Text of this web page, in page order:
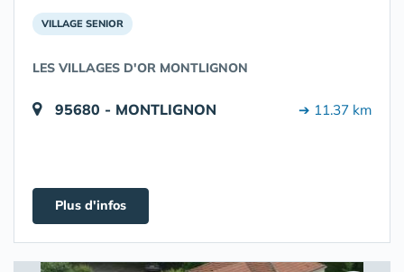
VILLAGE SENIOR
LES VILLAGES D'OR MONTLIGNON
95680 - MONTLIGNON ➔ 11.37 km
Plus d'infos